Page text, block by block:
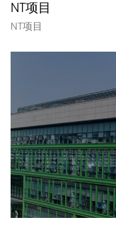
NT项目
NT项目